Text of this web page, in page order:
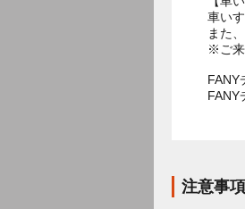
車い
また
※ご来
FANY
注意事項